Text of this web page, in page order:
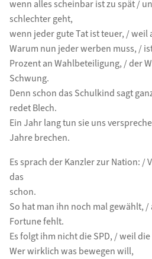
wenn alles scheinbar ist zu spät /
schlechter geht,
wenn jeder gute Tat ist teuer, / weil
Warum nun jeder werben muss, /
Prozent an Wahlbeteiligung, / der
Schwung.
Denn schon das Schulkind sagt
redet Blech.
Ein Jahr lang tun sie uns
Jahre brechen.
Es sprach der Kanzler zur Nation: /
das
schon.
So hat man ihn noch mal gewählt,
Fortune fehlt.
Es folgt ihm nicht die SPD, / weil
Wer wirklich was bewegen will,